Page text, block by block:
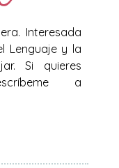
Interesada
Lenguaje y la
Si quieres
a